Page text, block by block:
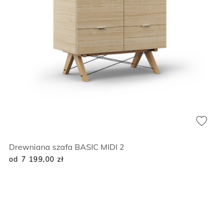
Drewniana szafa BASIC MIDI 2
od 7 199,00 zł